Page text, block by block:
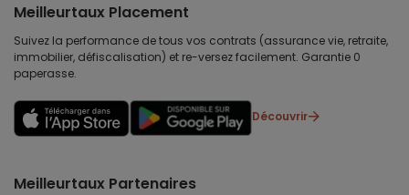
Meilleurtaux Placement
Suivez la performance de tous vos contrats (assurance vie, retraite,
immobilier, défiscalisation) et re-versez facilement. Garantie 0
paperasse.
Découvrir
Meilleurtaux Partenaires